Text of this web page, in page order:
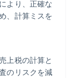
より、正確な
、計算ミスを
上税の計算と
のリスクを減